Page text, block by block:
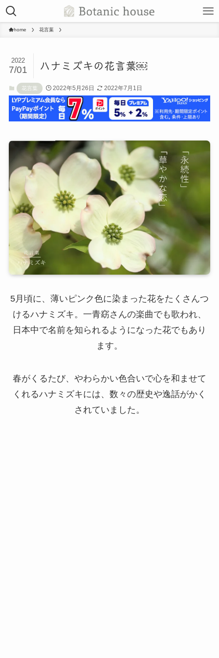
home 花言葉
ハナミズキの花言葉￼
2022
7/01
花言葉 2022年5月26日 2022年7月1日
5月頃に、薄いピンク色に染まった花をたくさんつ
けるハナミズキ。一青窈さんの楽曲でも歌われ、
日本中で名前を知られるようになった花でもあり
ます。
春がくるたび、やわらかい色合いで心を和ませて
くれるハナミズキには、数々の歴史や逸話がかく
されていました。